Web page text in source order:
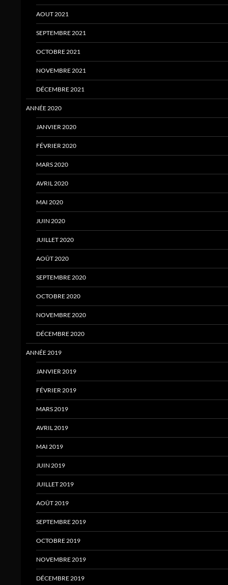
AOUT 2021
SEPTEMBRE 2021
OCTOBRE 2021
NOVEMBRE 2021
DÉCEMBRE 2021
ANNÉE 2020
JANVIER 2020
FÉVRIER 2020
MARS 2020
AVRIL 2020
MAI 2020
JUIN 2020
JUILLET 2020
AOÛT 2020
SEPTEMBRE 2020
OCTOBRE 2020
NOVEMBRE 2020
DÉCEMBRE 2020
ANNÉE 2019
JANVIER 2019
FÉVRIER 2019
MARS 2019
AVRIL 2019
MAI 2019
JUIN 2019
JUILLET 2019
AOÛT 2019
SEPTEMBRE 2019
OCTOBRE 2019
NOVEMBRE 2019
DÉCEMBRE 2019